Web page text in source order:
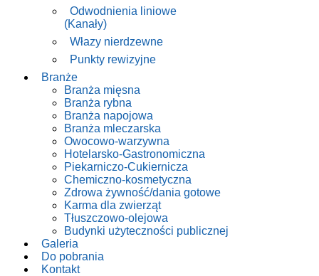
Odwodnienia liniowe
(Kanały)
Włazy nierdzewne
Punkty rewizyjne
Branże
Branża mięsna
Branża rybna
Branża napojowa
Branża mleczarska
Owocowo-warzywna
Hotelarsko-Gastronomiczna
Piekarniczo-Cukiernicza
Chemiczno-kosmetyczna
Zdrowa żywność/dania gotowe
Karma dla zwierząt
Tłuszczowo-olejowa
Budynki użyteczności publicznej
Galeria
Do pobrania
Kontakt